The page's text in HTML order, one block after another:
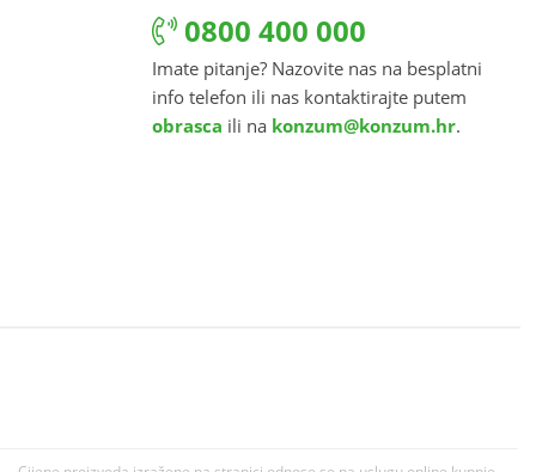
0800 400 000
Imate pitanje? Nazovite nas na besplatni
info telefon ili nas kontaktirajte putem
obrasca ili na konzum@konzum.hr.